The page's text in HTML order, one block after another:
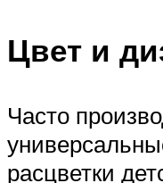
Цвет и
Часто
расцветки